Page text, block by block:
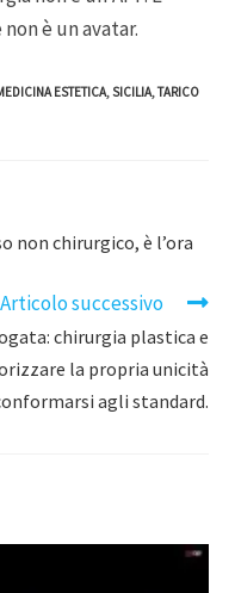
è un avatar.
ESTETICA,SICILIA,TARICO
non chirurgico, è l’ora
Articolo successivo
chirurgia plastica e
la propria unicità
agli standard.